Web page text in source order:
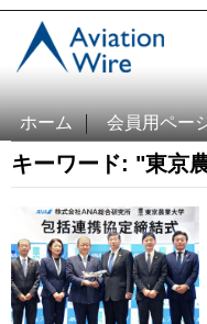
ホーム 会員用ペー
キーワード: "東京